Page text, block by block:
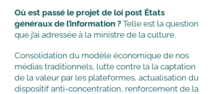
Où est passé le projet de loi post États
généraux de l’information ?Telle est la question
que j’ai adressée à la ministre de la culture.
Consolidation du modèle économique de nos
médias traditionnels, lutte contre la la captation
de la valeur par les plateformes, actualisation du
dispositif anti-concentration, renforcement de la